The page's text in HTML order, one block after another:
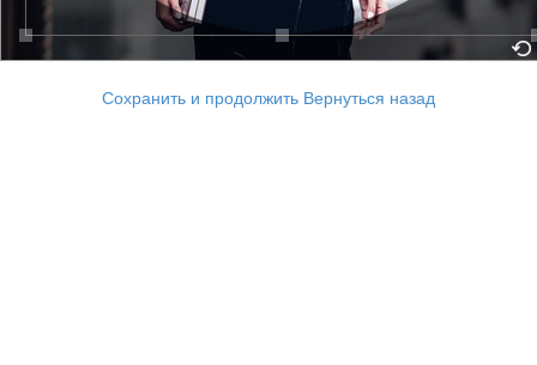
Сохранить и продолжить Вернуться назад